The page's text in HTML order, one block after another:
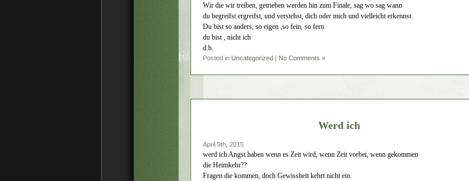
Wir die wir treiben, getrieben werden hin zum Finale, sag wo sag wann
du begreifst ergreifst, und verstehst, dich oder mich und vielleicht erkennst.
Du bist so anders, so eigen ,so fein, so fern
du bist , nicht ich
d.b.
Posted in Uncategorized | No Comments »
Werd ich
April 9th, 2015
werd ich Angst haben wenn es Zeit wird, wenn Zeit vorbei, wenn gekommen
die Heimkehr??
Fragen die kommen, doch Gewissheit kehrt nicht ein.